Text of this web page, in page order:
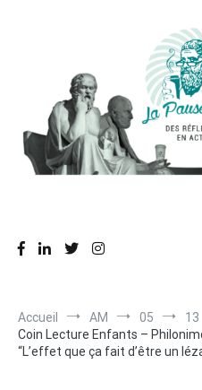
Accueil AM 05
13
Coin Lecture Enfants –
“L’effet que ça fait d’être un